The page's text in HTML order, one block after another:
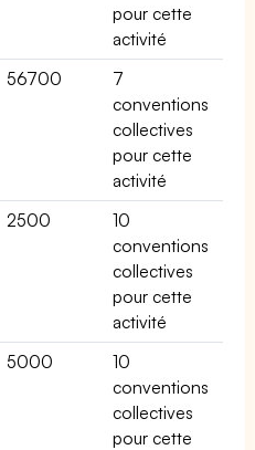
pour cette
activité
56700
7
conventions
collectives
pour cette
activité
2500
10
conventions
collectives
pour cette
activité
5000
10
conventions
collectives
pour cette